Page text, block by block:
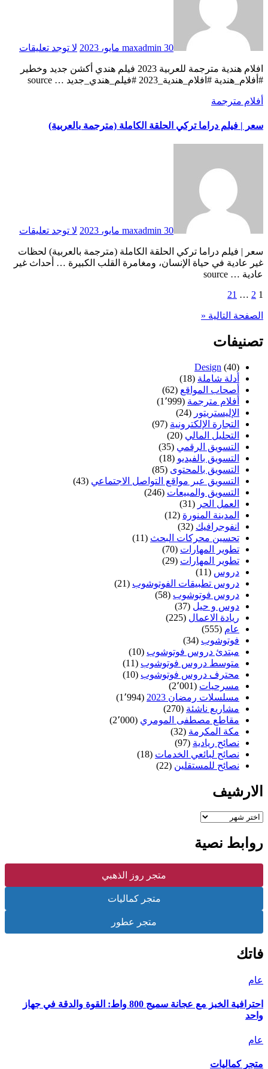
maxadmin 30 مايو، 2023 لا توجد تعليقات
#أفلام_هندية #افلام_هندية_2023 #فيلم_هندي_جديد … source
أفلام مترجمة
سعر | فيلم دراما تركي الحلقة الكاملة (مترجمة بالعربية)
maxadmin 30 مايو، 2023 لا توجد تعليقات
سعر | فيلم دراما تركي الحلقة الكاملة (مترجمة بالعربية) لحظات
غير عادية في حياة الإنسان، ومغامرة القلب الكبيرة … أحداث غير
عادية … source
تعدد
صفحات
المقالات
1
2
…
21
الصفحة التالية «
تصنيفات
Design (40)
أدلة شاملة (18)
أصحاب المواقع (62)
أفلام مترجمة (1٬999)
الإليستريتور (24)
التجارة الإلكترونية (97)
التحليل المالي (20)
التسويق الرقمي (35)
التسويق بالفيديو (18)
التسويق بالمحتوى (85)
التسويق عبر مواقع التواصل الاجتماعي (43)
التسويق والمبيعات (246)
العمل الحر (31)
المدينة المنورة (12)
انفوجرافيك (32)
تحسين محركات البحث (11)
تطوير المهارات (70)
تطوير المهارات (29)
دروس (11)
دروس تطبيقات الفوتوشوب (21)
دروس فوتوشوب (58)
دوس و حيل (37)
ريادة الاعمال (225)
عام (555)
فوتوشوب (34)
مبتدئ دروس فوتوشوب (10)
متوسط دروس فوتوشوب (11)
محترف دروس فوتوشوب (10)
مسرحيات (2٬001)
مسلسلات رمضان 2023
(1٬994)
مشاريع ناشئة (270)
مقاطع مصطفى المومري (2٬000)
مكة المكرمة (32)
نصائح ريادية (97)
نصائح لبائعي الخدمات (18)
نصائح للمستقلين (22)
الارشيف
الارشيف
روابط نصية
متجر روز الذهبي
متجر كماليات
متجر عطور
فاتك
عام
احترافية الخبز مع عجانة سميج 800 واط: القوة والدقة في جهاز
واحد
عام
متجر كماليات